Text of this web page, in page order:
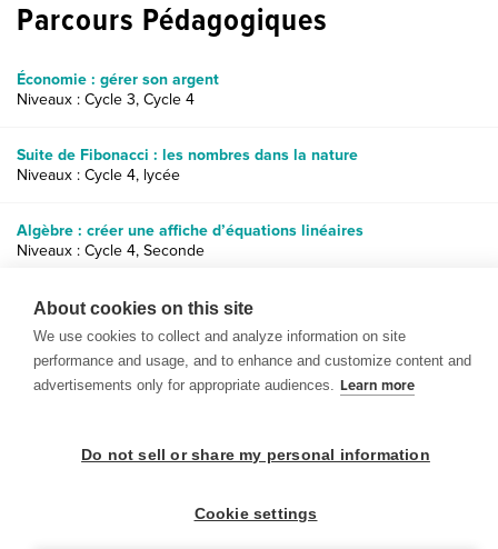
Parcours Pédagogiques
Économie : gérer son argent
Niveaux : Cycle 3, Cycle 4
Suite de Fibonacci : les nombres dans la nature
Niveaux : Cycle 4, lycée
Algèbre : créer une affiche d’équations linéaires
Niveaux : Cycle 4, Seconde
Concepts d’algèbre et inégalités : taille contre envergure
Niveaux : Cycle 4, Seconde
About cookies on this site
We use cookies to collect and analyze information on site
performance and usage, and to enhance and customize content and
advertisements only for appropriate audiences. Learn more
Do not sell or share my personal information
Cookie settings